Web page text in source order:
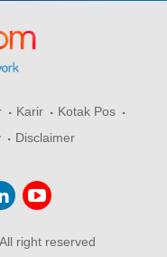
Karir
Kotak Pos
Disclaimer
right reserved